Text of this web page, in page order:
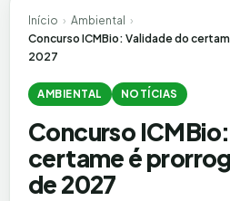
Início › Ambiental
›
Concurso ICMBio: Validade do
2027
AMBIENTAL NOTÍCIAS
Concurso
certame é
de 2027